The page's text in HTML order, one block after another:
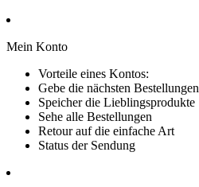
Mein Konto
Vorteile eines Kontos:
Gebe die nächsten
Speicher die Lieblingsprodukte
Sehe alle Bestellungen
Retour auf die einfache Art
Status der Sendung